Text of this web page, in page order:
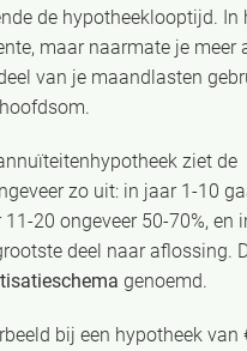
de hypotheeklooptijd. In
maar naarmate je meer
van je maandlasten
ziet de
zo uit: in jaar 1-10
20 ongeveer 50-70%, en
deel naar aflossing.
genoemd.
bij een hypotheek van